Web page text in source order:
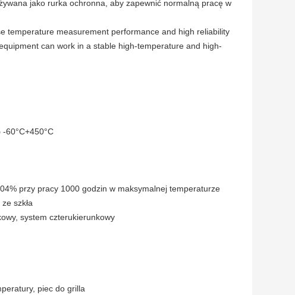
jako rurka ochronna, aby zapewnić normalną pracę w
temperature measurement performance and high reliability
can work in a stable high-temperature and high-
60°C+450°C
przy pracy 1000 godzin w maksymalnej temperaturze
szkła
system czterukierunkowy
piec do grilla